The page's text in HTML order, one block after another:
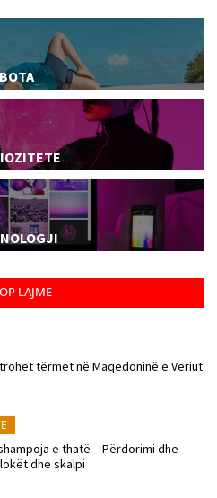
BOTA
LAJME
tërmet në Maqedoninë e Veriut
e thatë – Përdorimi dhe
dhe skalpi